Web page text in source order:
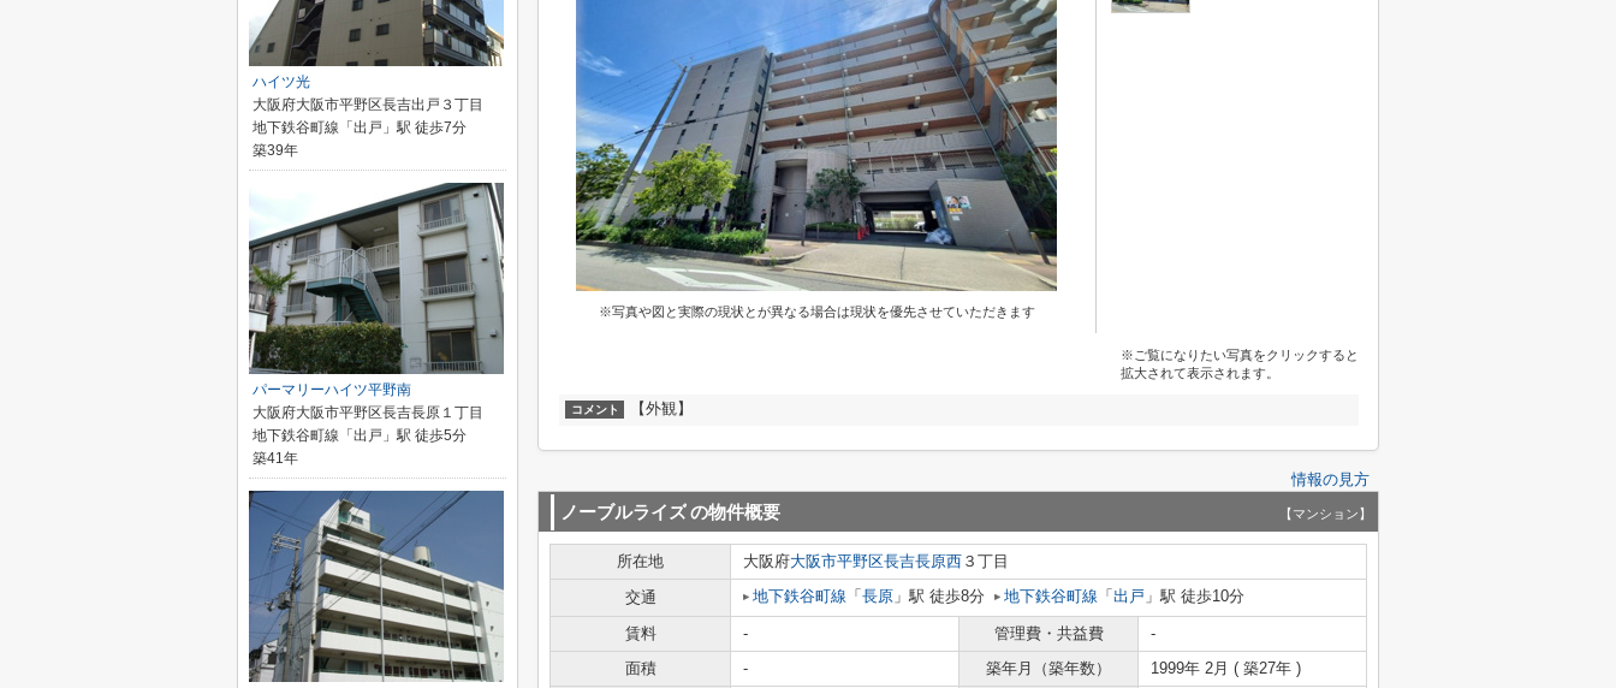
※写真や図と実際の現状とが異なる場合は現状を優先させていただきます
※ご覧になりたい写真をクリックすると
拡大されて表示されます。
コメント 【外観】
情報の見方
ノーブルライズの物件概要 【マンション】
所在地 大阪府大阪市平野区長吉長原西 ３丁目
交通
地下鉄谷町線 「 長原 」駅 徒歩8分 地下鉄谷町線 「 出戸 」駅 徒歩10分
賃料 - 管理費・共益費
-
面積
- 築年月（築年数） 1999年 2月 ( 築27年 )
ハイツ光
大阪府大阪市平野区長吉出戸３丁目
地下鉄谷町線「出戸」駅 徒歩7分
築39年
パーマリーハイツ平野南
大阪府大阪市平野区長吉長原１丁目
地下鉄谷町線「出戸」駅 徒歩5分
築41年